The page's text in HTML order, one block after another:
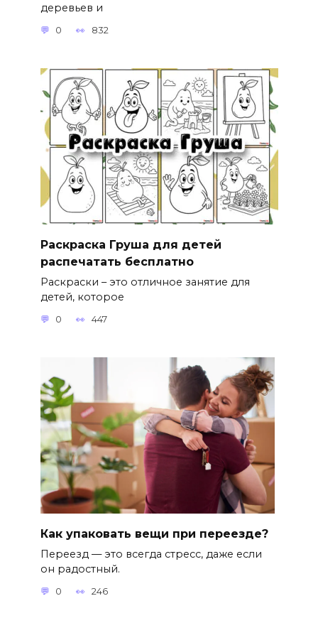
деревьев и
0 832
Раскраска Груша для детей
распечатать бесплатно
Раскраски – это отличное занятие для
детей, которое
0 447
Как упаковать вещи при переезде?
Переезд — это всегда стресс, даже если
он радостный.
0 246